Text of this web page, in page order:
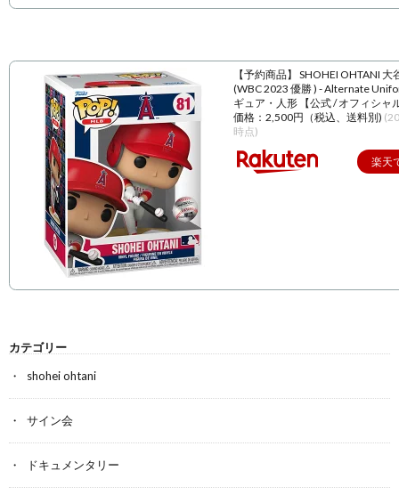
【予約商品】 SHOHEI OHTANI 大
(WBC 2023 優勝 ) - Alternate
ギュア・人形 【公式 / オフィシャ
価格：2,500円（税込、送料別)
時点)
楽天
カテゴリー
shohei ohtani
サイン会
ドキュメンタリー